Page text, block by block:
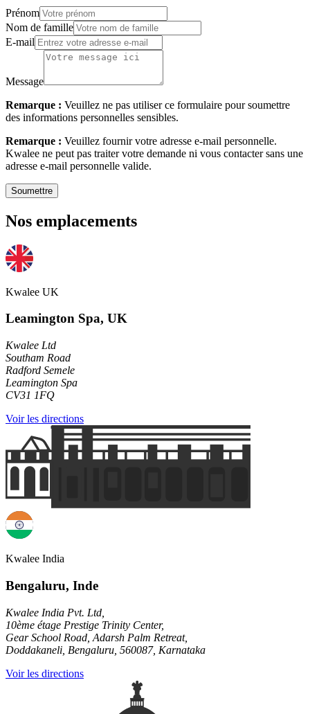
Prénom
Nom de famille
E-mail
Message
Remarque : Veuillez ne pas utiliser ce formulaire pour soumettre
des informations personnelles sensibles.
Remarque : Veuillez fournir votre adresse e-mail personnelle.
Kwalee ne peut pas traiter votre demande ni vous contacter sans une
adresse e-mail personnelle valide.
Soumettre
Nos emplacements
Kwalee UK
Leamington Spa, UK
Kwalee Ltd
Southam Road
Radford Semele
Leamington Spa
CV31 1FQ
Voir les directions
Kwalee India
Bengaluru, Inde
Kwalee India Pvt. Ltd,
10ème étage Prestige Trinity Center,
Gear School Road, Adarsh Palm Retreat,
Doddakaneli, Bengaluru, 560087, Karnataka
Voir les directions